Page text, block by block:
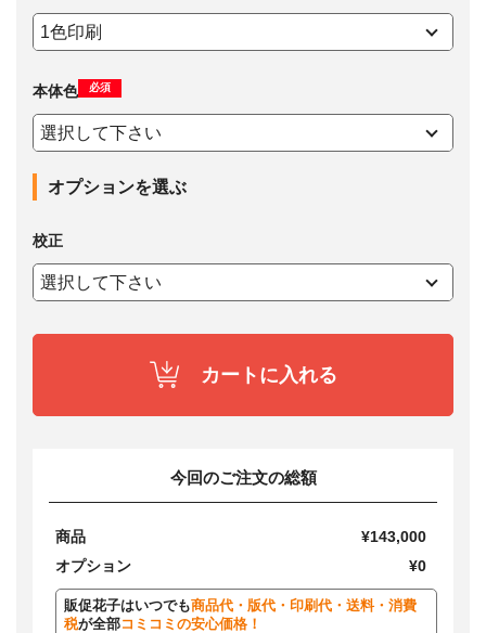
本体色 必須
オプションを選ぶ
校正
カートに入れる
今回のご注文の総額
商品
¥143,000
オプション
¥0
販促花子はいつでも商品代・版代・印刷代・送料・消費
税が全部コミコミの安心価格！